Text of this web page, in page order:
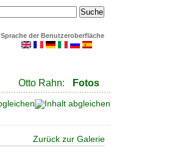
Sprache der Benutzeroberfläche
Otto Rahn: Fotos
Zurück zur Galerie